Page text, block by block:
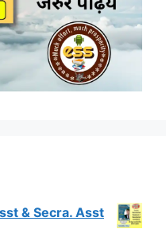
& Secra. Asst